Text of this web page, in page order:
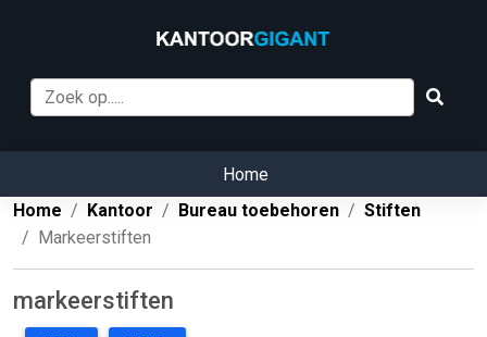
Home
Home
Kantoor Bureau toebehoren
Stiften
Markeerstiften
markeerstiften